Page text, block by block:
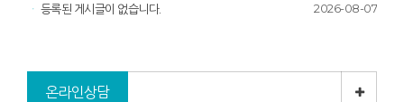
등록된 게시글이 없습니다.
2026-08-07
온라인상담